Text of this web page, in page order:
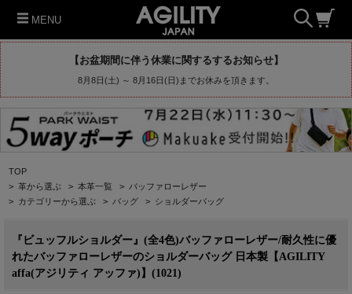
MENU
【お盆期間に伴う休業に関するするお知らせ】
8月8日(土) ～ 8月16日(日)までお休みを頂きます。
TOP
> 革から選ぶ > 本革一覧 > バッファローレザー
> カテゴリーから選ぶ > バッグ > ショルダーバッグ
『ビュッフルショルダー』(全4色)バッファローレザー/耐久性に優
れたバッファローレザーのショルダーバッグ 日本製【AGILITY
affa(アジリティ アッファ)】(1021)